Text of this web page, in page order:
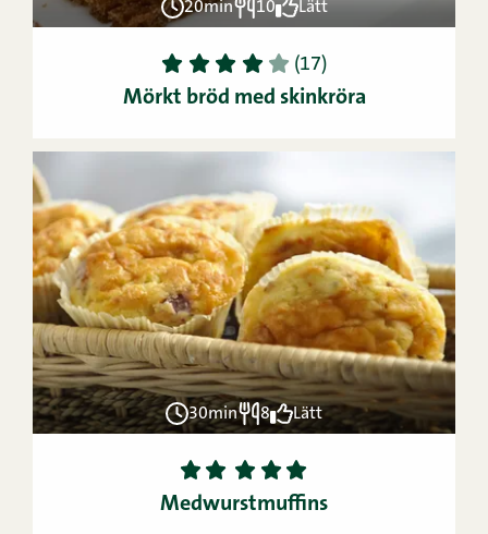
20min 10 Lätt
1 2 3 4 5 (17)
Mörkt bröd med skinkröra
30min 8 Lätt
1 2 3 4
5
Medwurstmuffins